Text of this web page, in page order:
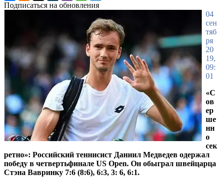
Подписаться на обновления
04
сен
тяб
ря
20
19,
09:
01
«С
ов
ер
ше
нн
о
сек
ретно»: Российский теннисист Даниил Медведев одержал
победу в четвертьфинале US Open. Он обыграл швейцарца
Стэна Вавринку 7:6 (8:6), 6:3, 3: 6, 6:1.